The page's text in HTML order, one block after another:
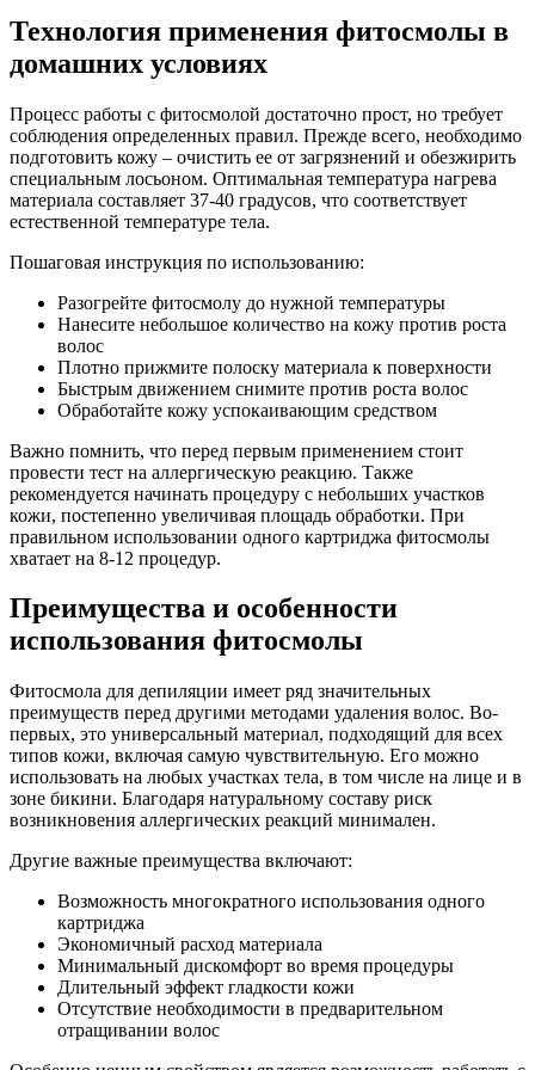
Технология применения фитосмолы в
домашних условиях
Процесс работы с фитосмолой достаточно прост, но требует
соблюдения определенных правил. Прежде всего, необходимо
подготовить кожу – очистить ее от загрязнений и обезжирить
специальным лосьоном. Оптимальная температура нагрева
материала составляет 37-40 градусов, что соответствует
естественной температуре тела.
Пошаговая инструкция по использованию:
Разогрейте фитосмолу до нужной температуры
Нанесите небольшое количество на кожу против роста
волос
Плотно прижмите полоску материала к поверхности
Быстрым движением снимите против роста волос
Обработайте кожу успокаивающим средством
Важно помнить, что перед первым применением стоит
провести тест на аллергическую реакцию. Также
рекомендуется начинать процедуру с небольших участков
кожи, постепенно увеличивая площадь обработки. При
правильном использовании одного картриджа фитосмолы
хватает на 8-12 процедур.
Преимущества и особенности
использования фитосмолы
Фитосмола для депиляции имеет ряд значительных
преимуществ перед другими методами удаления волос. Во-
первых, это универсальный материал, подходящий для всех
типов кожи, включая самую чувствительную. Его можно
использовать на любых участках тела, в том числе на лице и в
зоне бикини. Благодаря натуральному составу риск
возникновения аллергических реакций минимален.
Другие важные преимущества включают:
Возможность многократного использования одного
картриджа
Экономичный расход материала
Минимальный дискомфорт во время процедуры
Длительный эффект гладкости кожи
Отсутствие необходимости в предварительном
отращивании волос